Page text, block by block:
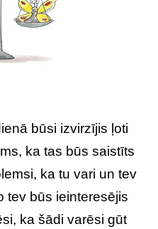
būsi izvirzījis ļoti
ka tas būs saistīts
ka tu vari un tev
tev būs ieinteresējis
ka šādi varēsi gūt